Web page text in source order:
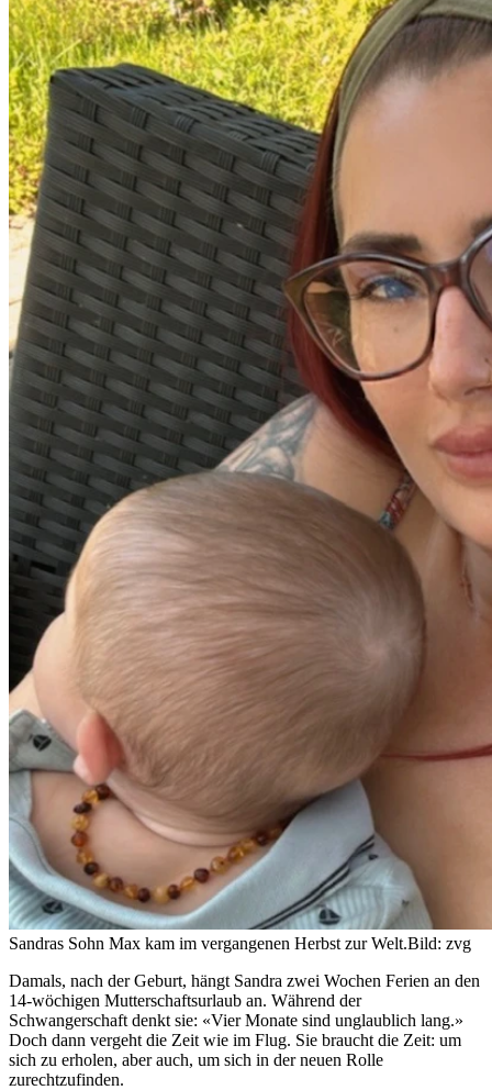
Sandras Sohn Max kam im vergangenen Herbst zur Welt.Bild: zvg
Damals, nach der Geburt, hängt Sandra zwei Wochen Ferien an den
14-wöchigen Mutterschaftsurlaub an. Während der
Schwangerschaft denkt sie: «Vier Monate sind unglaublich lang.»
Doch dann vergeht die Zeit wie im Flug. Sie braucht die Zeit: um
sich zu erholen, aber auch, um sich in der neuen Rolle
zurechtzufinden.